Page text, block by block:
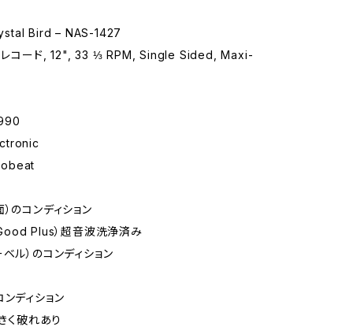
Bird – NAS-1427
: レコード, 12", 33 ⅓ RPM, Single Sided, Maxi-
のコンディション
Plus）超音波洗浄済み
ル）のコンディション
ンディション
く破れあり